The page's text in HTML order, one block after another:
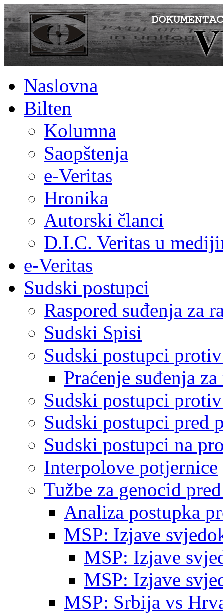
Naslovna
Bilten
Kolumna
Saopštenja
e-Veritas
Hronika
Autorski članci
D.I.C. Veritas u
e-Veritas
Sudski postupci
Raspored suđenja za
Sudski Spisi
Sudski postupci
Praćenje suđenja
Sudski postupci
Sudski postupci pred
Sudski postupci na
Interpolove potjernice
Tužbe za genocid
Analiza postupka
MSP: Izjave
MSP: Izjave
MSP: Izjave
MSP: Srbija vs